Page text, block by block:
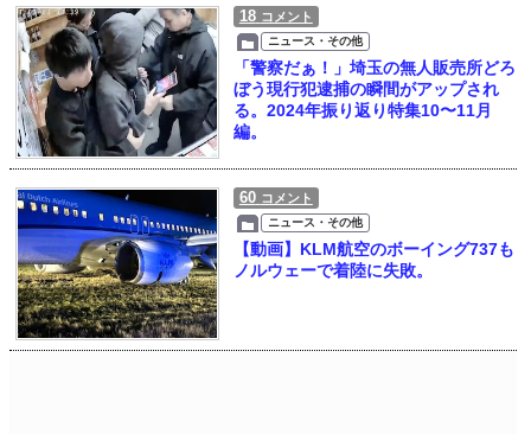
18 コメント
ニュース・その他
「警察だぁ！」埼玉の無人販売所どろ
ぼう現行犯逮捕の瞬間がアップされ
る。2024年振り返り特集10〜11月
編。
60 コメント
ニュース・その他
【動画】KLM航空のボーイング737も
ノルウェーで着陸に失敗。